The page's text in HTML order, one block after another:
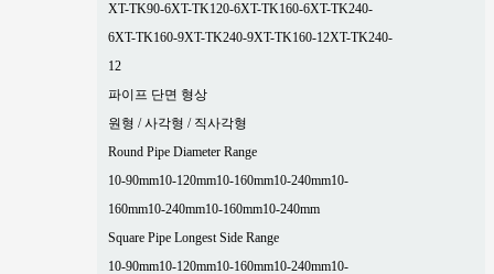
XT-TK90-6XT-TK120-6XT-TK160-6XT-TK240-
6XT-TK160-9XT-TK240-9XT-TK160-12XT-TK240-
12
파이프 단면 형상
원형 / 사각형 / 직사각형
Round Pipe Diameter Range
10-90mm10-120mm10-160mm10-240mm10-
160mm10-240mm10-160mm10-240mm
Square Pipe Longest Side Range
10-90mm10-120mm10-160mm10-240mm10-